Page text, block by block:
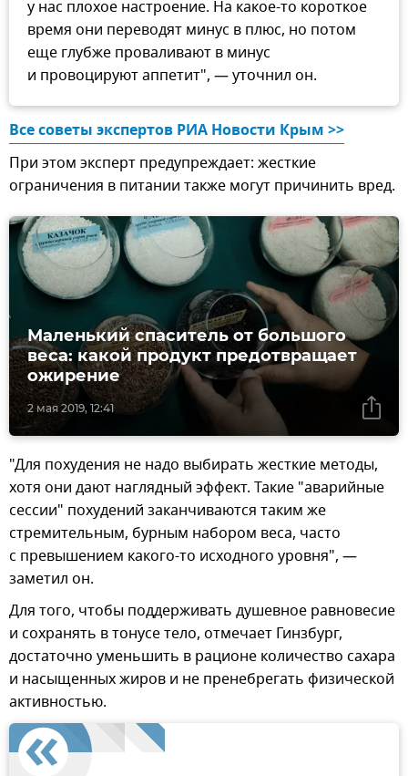
у нас плохое настроение. На какое-то короткое
время они переводят минус в плюс, но потом
еще глубже проваливают в минус
и провоцируют аппетит", — уточнил он.
Все советы экспертов РИА Новости Крым >>
При этом эксперт предупреждает: жесткие
ограничения в питании также могут причинить вред.
2 мая 2019, 12:41
Маленький спаситель от большого
веса: какой продукт предотвращает
ожирение
"Для похудения не надо выбирать жесткие методы,
хотя они дают наглядный эффект. Такие "аварийные
сессии" похудений заканчиваются таким же
стремительным, бурным набором веса, часто
с превышением какого-то исходного уровня", —
заметил он.
Для того, чтобы поддерживать душевное равновесие
и сохранять в тонусе тело, отмечает Гинзбург,
достаточно уменьшить в рационе количество сахара
и насыщенных жиров и не пренебрегать физической
активностью.